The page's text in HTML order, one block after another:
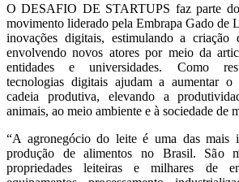
O DESAFIO DE STARTUPS faz parte
movimento liderado pela Embrapa Gado de
inovações digitais, estimulando a criação
envolvendo novos atores por meio da
entidades e universidades. Como
tecnologias digitais ajudam a aumentar
cadeia produtiva, elevando a
animais, ao meio ambiente e à sociedade de
“A agronegócio do leite é uma das mais
produção de alimentos no Brasil. São
propriedades leiteiras e milhares de